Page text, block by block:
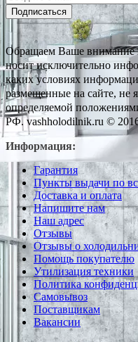
Подписаться
Обращаем Ваше внимание
носит исключительно
каких условиях
размещенные на сайте, не
определяемой
РФ. vashholodilnik.ru ©
Информация:
Гарантия
Пункты выдачи по
Доставка и оплата
Напишите нам
Наш адрес
Отзывы
Отзывы о
Помощь покупателю
Утилизация техники
Политика
Самовывоз
Поставщикам
Вакансии